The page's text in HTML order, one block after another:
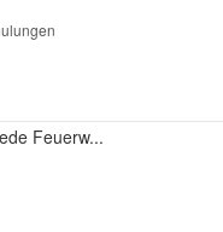
Feuerw...